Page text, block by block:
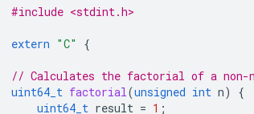
#include <stdint.h>
extern "C" {
// Calculates the factorial of a non-
uint64_t factorial(unsigned int n)
{
uint64_t result = 1 ;